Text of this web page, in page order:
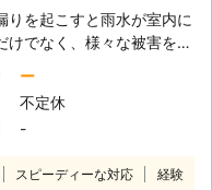
りを起こすと雨水が室内に
けでなく、様々な被害を引
す。水分が染みる事で湿度
カビが発生したり、害虫が
因にもなります。室内の湿
事で室内にある家電製品や
コジラミやシロアリなど住
ー
不定休
-
スピーディーな対応
経験